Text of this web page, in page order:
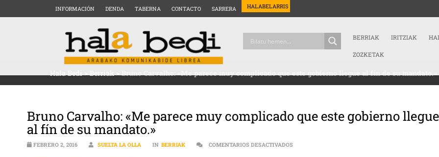
INFORMACIÓN DENDA TABERNA CONTACTO SARRERA HALABELARRIS
BERRIAK IRITZIAK
ZOZKETAK
Hala Bedi>Berriak>Bruno Carvalho: «Me parece muy complicado que este gobierno llegue al fín de su mandato.»
Bruno Carvalho: «Me parece muy complicado que este gobierno llegue
al fín de su mandato.»
FEBRERO 2, 2016 SUELTA LA OLLA IN BERRIAK COMENTARIOS DESACTIVADOSEN BRUNO CARVALHO: «ME PARECE MUY